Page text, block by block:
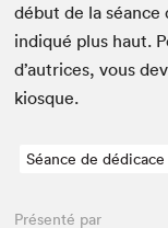
début de la séance
indiqué plus haut.
d’autrices, vous
kiosque.
Séance de dédicace
Présenté par